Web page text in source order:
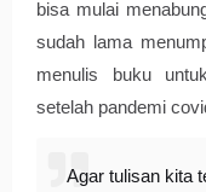
bisa mulai
sudah lama
menulis buku
setelah pandemi
Agar tulisan kita